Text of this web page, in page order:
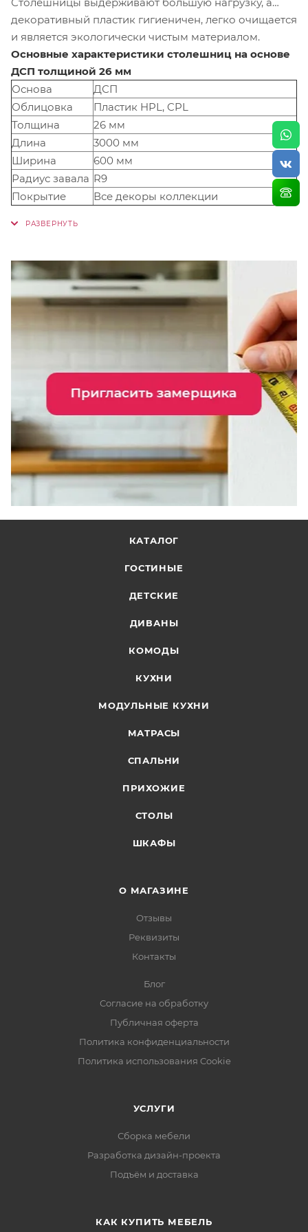
декоративный пластик гигиеничен, легко очищается
и является экологически чистым материалом.
Основные характеристики столешниц на основе
ДСП толщиной 26 мм
Основа
ДСП
Облицовка
Пластик HPL, CPL
Толщина
26 мм
Длина
3000 мм
Ширина
600 мм
Радиус завала R9
Покрытие
Все декоры коллекции
КАТАЛОГ
ГОСТИНЫЕ
ДЕТСКИЕ
ДИВАНЫ
КОМОДЫ
КУХНИ
МОДУЛЬНЫЕ КУХНИ
МАТРАСЫ
СПАЛЬНИ
ПРИХОЖИЕ
СТОЛЫ
ШКАФЫ
О МАГАЗИНЕ
Отзывы
Реквизиты
Контакты
Блог
Согласие на обработку
Публичная оферта
Политика конфиденциальности
Политика использования Cookie
УСЛУГИ
Сборка мебели
Разработка дизайн-проекта
Подъём и доставка
КАК КУПИТЬ МЕБЕЛЬ